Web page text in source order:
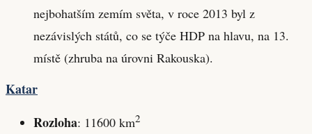
nejbohatším zemím světa, v roce 2013 byl z
nezávislých států, co se týče HDP na hlavu, na 13.
místě (zhruba na úrovni Rakouska).
Katar
Rozloha: 11600 km2